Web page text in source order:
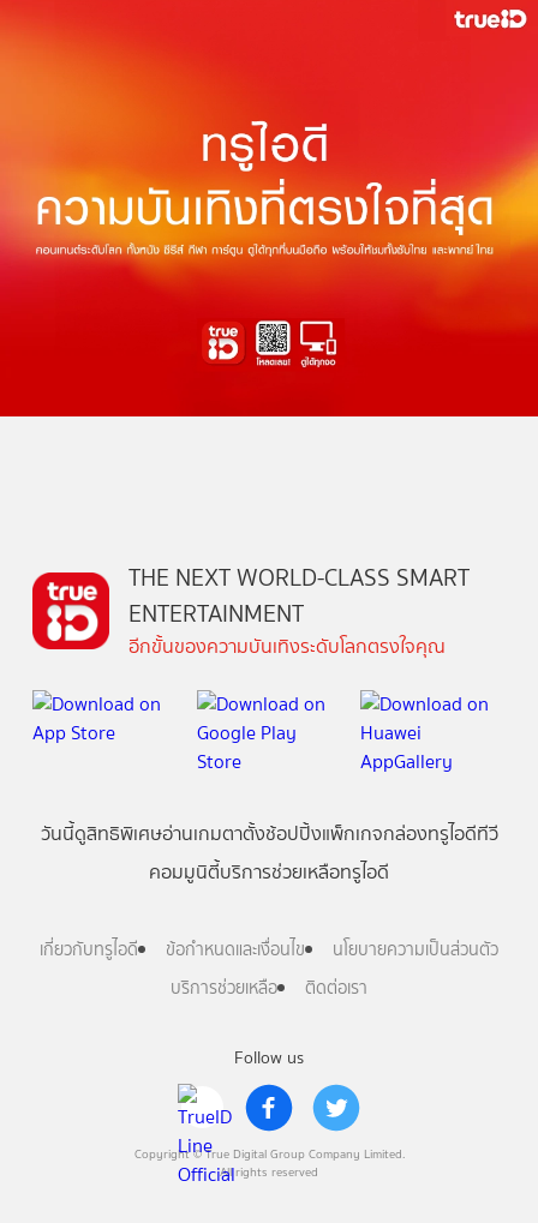
Follow us
Copyright © True Digital Group Company Limited.
All rights reserved
THE NEXT WORLD-CLASS SMART
ENTERTAINMENT
อีกขั้นของความบันเทิงระดับโลกตรงใจคุณ
วันนี้ดูสิทธิพิเศษอ่านเกมตาตั้งช้อปปิ้งแพ็กเกจกล่องทรูไอดีทีวี
คอมมูนิตี้บริการช่วยเหลือทรูไอดี
เกี่ยวกับทรูไอดี ข้อกำหนดและเงื่อนไข
นโยบายความเป็นส่วนตัว
บริการช่วยเหลือ
ติดต่อเรา